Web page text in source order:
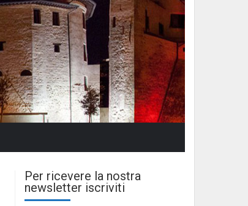
Per ricevere la nostra
newsletter iscriviti